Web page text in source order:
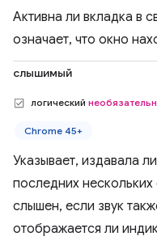
Активна ли вкладка в
означает, что окно
слышимый
логический
Chrome 45+
Указывает, издавала
последних
слышен, если звук
отображается ли